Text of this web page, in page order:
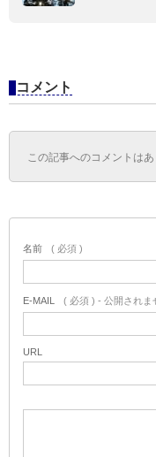
コメント
この記事へのコメントはあ
名前 ( 必須 )
E-MAIL ( 必須 ) - 公開されま
URL